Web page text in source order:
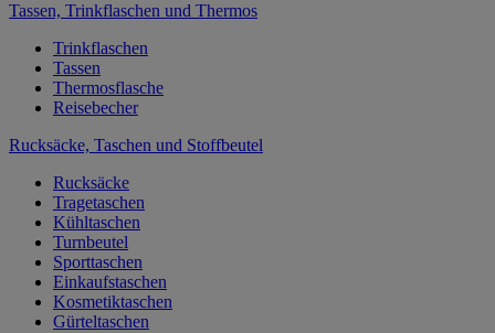
Tassen, Trinkflaschen und Thermos
Trinkflaschen
Tassen
Thermosflasche
Reisebecher
Rucksäcke, Taschen und Stoffbeutel
Rucksäcke
Tragetaschen
Kühltaschen
Turnbeutel
Sporttaschen
Einkaufstaschen
Kosmetiktaschen
Gürteltaschen